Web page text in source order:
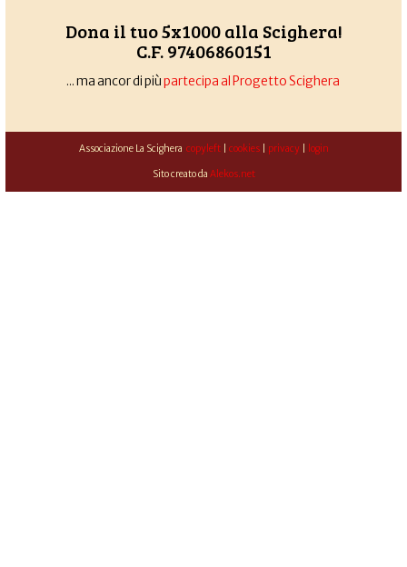
Dona il tuo 5x1000 alla Scighera!
C.F. 97406860151
... ma ancor di piùpartecipa al Progetto Scighera
Associazione La Scighera copyleft| cookies| privacy| login
Sito creato da Alekos.net